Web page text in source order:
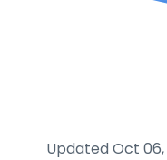
Updated Oct